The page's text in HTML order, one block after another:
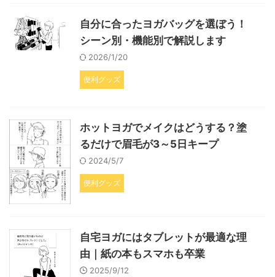
自分に合ったヨガバッグを選ぼう！
シーン別・機能別で解説します
2026/1/20
便利グッズ
ホットヨガでメイクはどうする？塗
るだけで眉毛が3～5日キープ
2024/5/7
便利グッズ
自宅ヨガにはタブレットが最適な理
由｜紙の本もスマホも卒業
2025/9/12